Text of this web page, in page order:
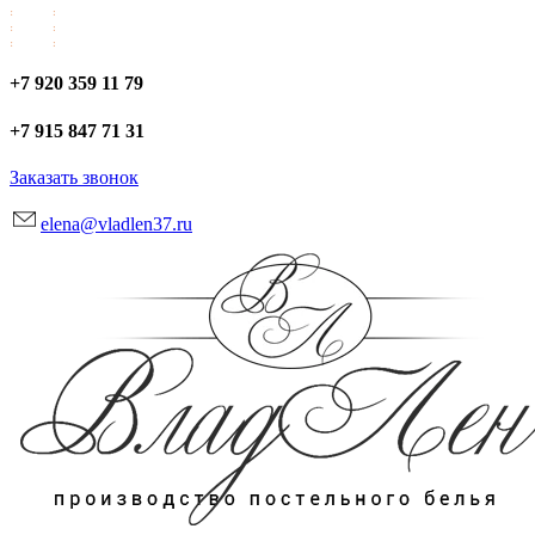
+7 920 359 11 79
+7 915 847 71 31
Заказать звонок
elena@vladlen37.ru